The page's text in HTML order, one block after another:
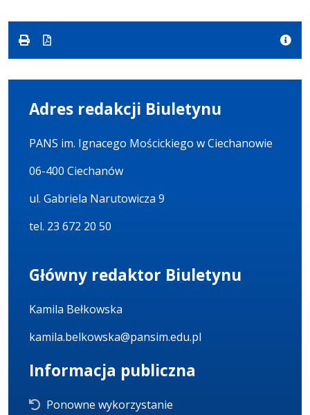
Adres redakcji Biuletynu
PANS im. Ignacego Mościckiego w Ciechanowie
06-400 Ciechanów
ul. Gabriela Narutowicza 9
tel. 23 672 20 50
Główny redaktor Biuletynu
Kamila Bełkowska
kamila.belkowska@pansim.edu.pl
Informacja publiczna
Ponowne wykorzystanie